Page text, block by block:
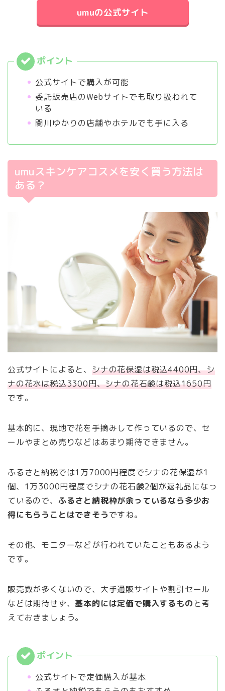
umuの公式サイト
公式サイトで購入が可能
委託販売店のWebサイトでも取り扱われて
いる
関川ゆかりの店舗やホテルでも手に入る
umuスキンケアコスメを安く買う方法は
ある？
公式サイトによると、 シナの花保湿は税込4400円、シ
ナの花水は税込3300円、シナの花石鹸は税込1650円
です。
基本的に、現地で花を手摘みして作っているので、セ
ールやまとめ売りなどはあまり期待できません。
ふるさと納税では1万7000円程度でシナの花保湿が1
個、1万3000円程度でシナの花石鹸2個が返礼品になっ
ているので、 ふるさと納税枠が余っているなら多少お
得にもらうことはできそうですね。
その他、モニターなどが行われていたこともあるよう
です。
販売数が多くないので、大手通販サイトや割引セール
などは期待せず、基本的には定価で購入するものと考
えておきましょう。
公式サイトで定価購入が基本